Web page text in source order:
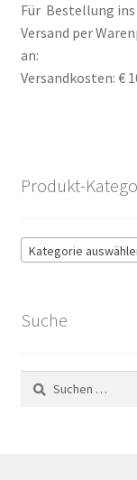
Für Bestellung
Versand per
an:
Versandkosten: €
Produkt-
Kategorie
Suche
Suchen
nach: